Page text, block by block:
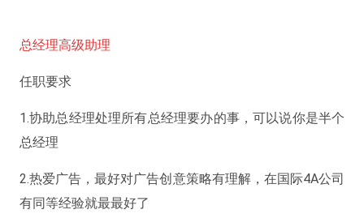
总经理高级助理
任职要求
1.协助总经理处理所有总经理要办的事，可以说你是半个
总经理
2.热爱广告，最好对广告创意策略有理解，在国际4A公司
有同等经验就最最好了